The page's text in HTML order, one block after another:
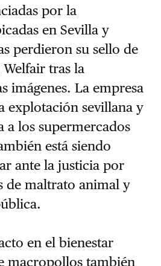
por la
en Sevilla y
perdieron su sello de
tras la
imágenes. La empresa
explotación sevillana y
a los supermercados
está siendo
ante la justicia por
de maltrato animal y
en el bienestar
macropollos también